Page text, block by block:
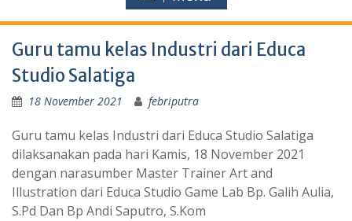
Guru tamu kelas Industri dari Educa
Studio Salatiga
18 November 2021 febriputra
Guru tamu kelas Industri dari Educa Studio Salatiga
dilaksanakan pada hari Kamis, 18 November 2021
dengan narasumber Master Trainer Art and
Illustration dari Educa Studio Game Lab Bp. Galih Aulia,
S.Pd Dan Bp Andi Saputro, S.Kom